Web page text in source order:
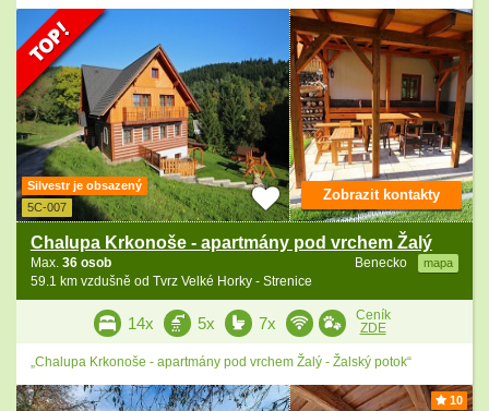
Silvestr je obsazený
5C-007
Chalupa Krkonoše - apartmány pod vrchem Žalý
Benecko mapa
Max. 36 osob
59.1 km vzdušně od Tvrz Velké Horky - Strenice
Zobrazit kontakty
14x 5x 7x
Ceník
ZDE
„Chalupa Krkonoše - apartmány pod vrchem Žalý - Žalský potok“
10